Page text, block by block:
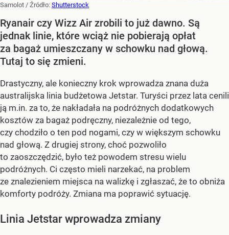
Samolot / Źródło: Shutterstock
Ryanair czy Wizz Air zrobili to już dawno. Są
jednak linie, które wciąż nie pobierają opłat
za bagaż umieszczany w schowku nad głową.
Tutaj to się zmieni.
Drastyczny, ale konieczny krok wprowadza znana duża
australijska linia budżetowa Jetstar. Turyści przez lata cenili
ją m.in. za to, że nakładała na podróżnych dodatkowych
kosztów za bagaż podręczny, niezależnie od tego,
czy chodziło o ten pod nogami, czy w większym schowku
nad głową. Z drugiej strony, choć pozwoliło
to zaoszczędzić, było też powodem stresu wielu
podróżnych. Ci często mieli narzekać, na problem
ze znalezieniem miejsca na walizkę i zgłaszać, że to obniża
komforty podróży. Zmiana ma poprawić sytuację.
Linia Jetstar wprowadza zmiany